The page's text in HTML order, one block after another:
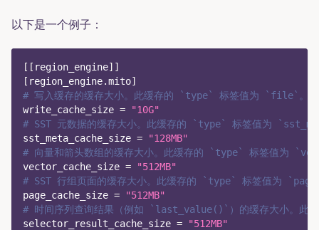
以下是一个例子：
[ [ region_engine] ]
[ region_engine.mito]
# 写入缓存的缓存大小。此缓存的 `type` 标签值为 `file`。
write_cache_size =
"10G"
# SST 元数据的缓存大小。此缓存的 `type` 标签值为
sst_meta_cache_size =
"128MB"
# 向量和箭头数组的缓存大小。此缓存的 `type` 标签值为
vector_cache_size =
"512MB"
# SST 行组页面的缓存大小。此缓存的 `type` 标签值为
page_cache_size =
"512MB"
# 时间序列查询结果（例如 `last_value()`）的缓存大小。
selector_result_cache_size = "512MB"